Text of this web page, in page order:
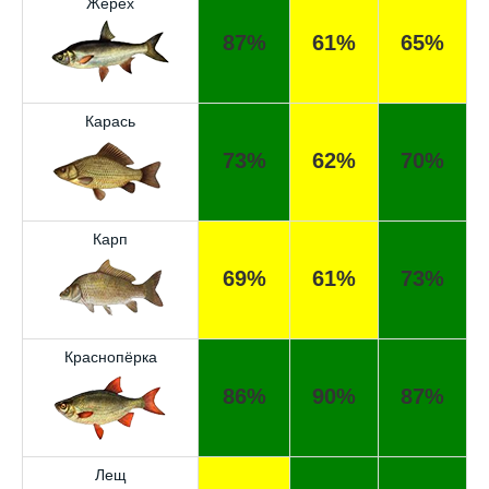
87% 61% 65%
Карась
73% 62% 70%
Карп
69% 61% 73%
Краснопёрка
86% 90% 87%
Лещ